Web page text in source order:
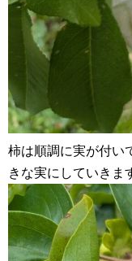
柿は順調に実が付い
きな実にしていきま